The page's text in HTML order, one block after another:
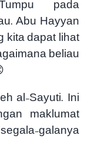
pada
Abu Hayyan
kita dapat lihat
maklumat
galanya